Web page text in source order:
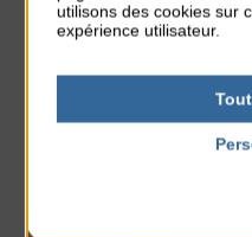
Concert
Exposition « Itinéraires »
utilisons des cookies sur
expérience utilisateur.